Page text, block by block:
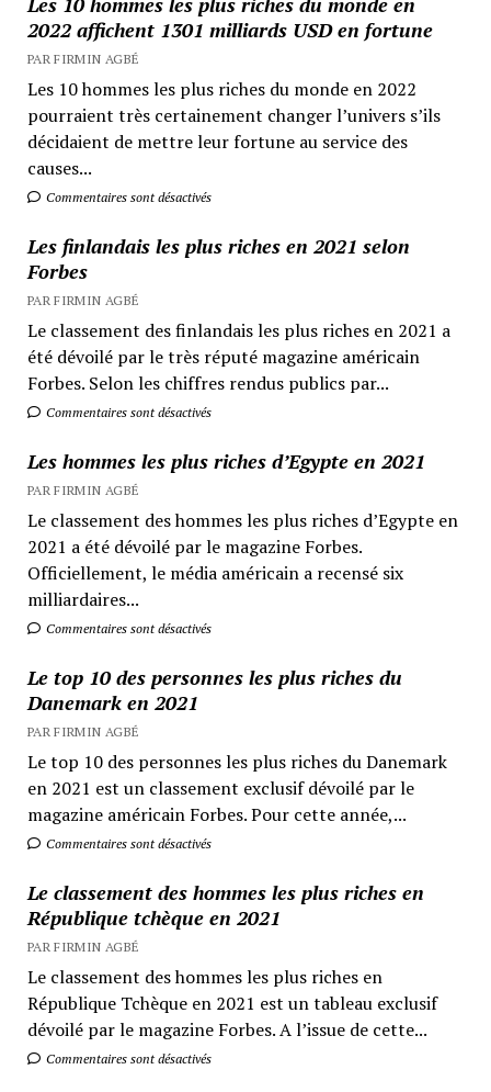
2022 affichent 1301 milliards USD en fortune
PAR FIRMIN AGBÉ
Les 10 hommes les plus riches du monde en 2022
pourraient très certainement changer l’univers s’ils
décidaient de mettre leur fortune au service des
causes...
Commentaires sont désactivés
Les finlandais les plus riches en 2021 selon
Forbes
PAR FIRMIN AGBÉ
Le classement des finlandais les plus riches en 2021 a
été dévoilé par le très réputé magazine américain
Forbes. Selon les chiffres rendus publics par...
Commentaires sont désactivés
Les hommes les plus riches d’Egypte en 2021
PAR FIRMIN AGBÉ
Le classement des hommes les plus riches d’Egypte en
2021 a été dévoilé par le magazine Forbes.
Officiellement, le média américain a recensé six
milliardaires...
Commentaires sont désactivés
Le top 10 des personnes les plus riches du
Danemark en 2021
PAR FIRMIN AGBÉ
Le top 10 des personnes les plus riches du Danemark
en 2021 est un classement exclusif dévoilé par le
magazine américain Forbes. Pour cette année,...
Commentaires sont désactivés
Le classement des hommes les plus riches en
République tchèque en 2021
PAR FIRMIN AGBÉ
Le classement des hommes les plus riches en
République Tchèque en 2021 est un tableau exclusif
dévoilé par le magazine Forbes. A l’issue de cette...
Commentaires sont désactivés